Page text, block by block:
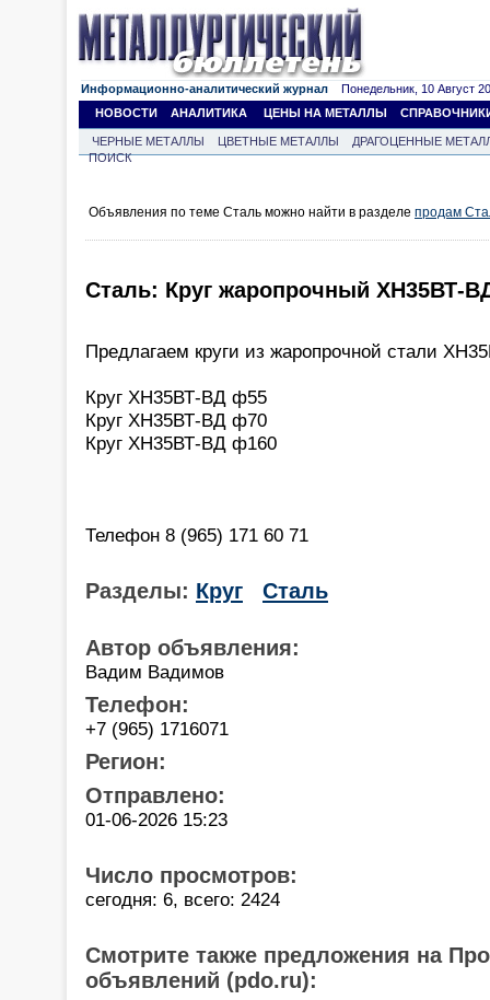
Информационно-аналитический журнал Понедельник, 10 Август
НОВОСТИ
АНАЛИТИКА ЦЕНЫ НА МЕТАЛЛЫ
ЧЕРНЫЕ МЕТАЛЛЫ ЦВЕТНЫЕ МЕТАЛЛЫ
ДРАГОЦЕННЫЕ
ПОИСК
Объявления по теме Сталь можно найти в разделе продам
Сталь: Круг жаропрочный ХН35ВТ-
Предлагаем круги из жаропрочной стали
Круг ХН35ВТ-ВД ф55
Круг ХН35ВТ-ВД ф70
Круг ХН35ВТ-ВД ф160
Телефон 8 (965) 171 60 71
Разделы: Круг Сталь
Автор объявления:
Вадим Вадимов
Телефон:
+7 (965) 1716071
Регион:
Отправлено:
01-06-2026 15:23
Число просмотров:
сегодня: 6, всего: 2424
Смотрите также предложения на
объявлений (pdo.ru):